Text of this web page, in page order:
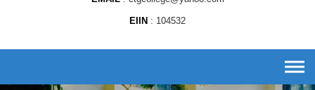
EIIN 104532